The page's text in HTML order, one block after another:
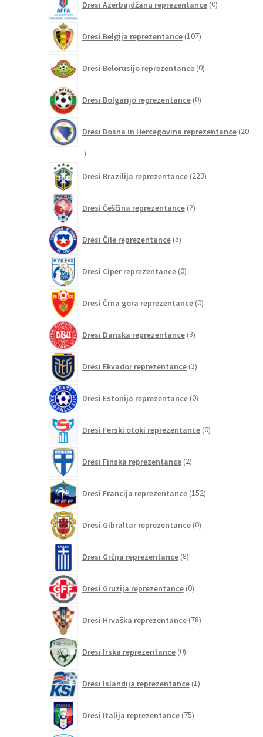
Dresi Azerbajdžanu reprezentance 0izdelkov
Dresi Belgija reprezentance 107izdelkov
Dresi Belorusijo reprezentance 0izdelkov
Dresi Bolgarijo reprezentance 0izdelkov
Dresi Bosna in Hercegovina reprezentance 20
20
Dresi Brazilija reprezentance 223izdelkov
Dresi Češčina reprezentance 2izdelka
Dresi Čile reprezentance 5izdelkov
Dresi Ciper reprezentance 0izdelkov
Dresi Črna gora reprezentance 0izdelkov
Dresi Danska reprezentance 3izdelki
Dresi Ekvador reprezentance 3izdelki
Dresi Estonija reprezentance 0izdelkov
Dresi Ferski otoki reprezentance 0izdelkov
Dresi Finska reprezentance 2izdelka
Dresi Francija reprezentance 152izdelkov
Dresi Gibraltar reprezentance 0izdelkov
Dresi Grčija reprezentance 8izdelkov
Dresi Gruzija reprezentance 0izdelkov
Dresi Hrvaška reprezentance 78izdelkov
Dresi Irska reprezentance 0izdelkov
Dresi Islandija reprezentance 1izdelek
Dresi Italija reprezentance 75izdelkov